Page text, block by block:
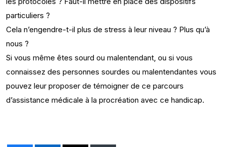
particuliers ?
Cela n’engendre-t-il plus de stress à leur niveau ? Plus qu’à
nous ?
Si vous même êtes sourd ou malentendant, ou si vous
connaissez des personnes sourdes ou malentendantes vous
pouvez leur proposer de témoigner de ce parcours
d’assistance médicale à la procréation avec ce handicap.